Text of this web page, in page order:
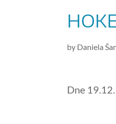
by Daniela
Dne